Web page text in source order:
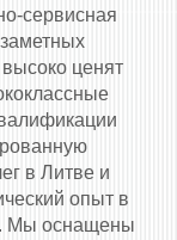
сервисная
ценят
в Литве и
опыт в
Мы оснащены